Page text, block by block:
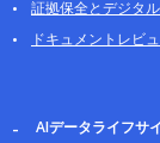
証拠保全とデジタ
ドキュメントレビ
AIデータライフサ